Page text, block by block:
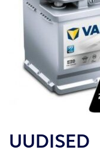
UUDISED